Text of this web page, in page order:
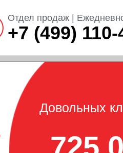
Отдел продаж |
+7 (499) 110-
Довольных